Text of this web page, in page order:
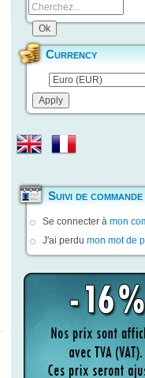
Currency
Suivi de commande
Se connecter à mon
J'ai perdu mon mot de